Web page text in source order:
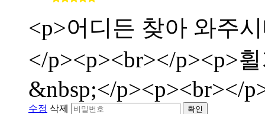
<p>어디든 찾아 와주
</p><p><br></p><p>
&nbsp;</p><p><br></
수정 삭제 확인